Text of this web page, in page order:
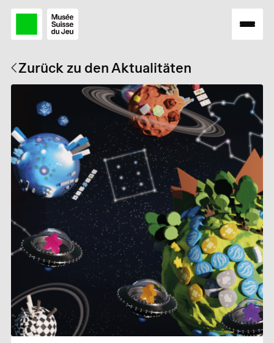
Zurück zu den Aktualitäten